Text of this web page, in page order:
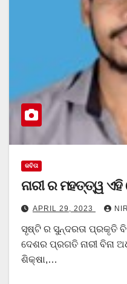
କବିତା
ନାରୀ ର ମହତ୍ତ୍ୱ
APRIL 29, 2023
ସୃଷ୍ଟି ର ସୁନ୍ଦରତା ପ୍ରକୃତି
ଦେଶର ପ୍ରଗତି ନାରୀ ବିନା
ଶିକ୍ଷା,…